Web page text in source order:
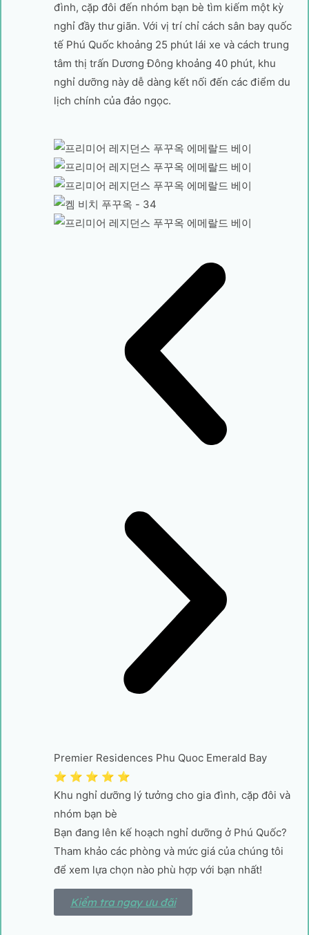
đình, cặp đôi đến nhóm bạn bè tìm kiếm một kỳ
nghỉ đầy thư giãn. Với vị trí chỉ cách sân bay quốc
tế Phú Quốc khoảng 25 phút lái xe và cách trung
tâm thị trấn Dương Đông khoảng 40 phút, khu
nghỉ dưỡng này dễ dàng kết nối đến các điểm du
lịch chính của đảo ngọc.
Premier Residences Phu Quoc Emerald Bay
⭐ ⭐ ⭐ ⭐ ⭐
Khu nghỉ dưỡng lý tưởng cho gia đình, cặp đôi và
nhóm bạn bè
Bạn đang lên kế hoạch nghỉ dưỡng ở Phú Quốc?
Tham khảo các phòng và mức giá của chúng tôi
để xem lựa chọn nào phù hợp với bạn nhất!
Kiểm tra ngay ưu đãi